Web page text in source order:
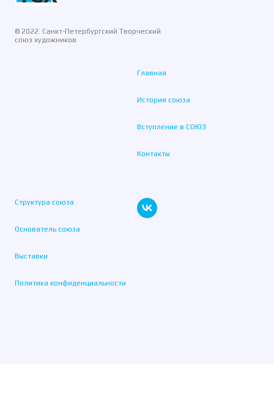
© 2022. Санкт-Петербургский Творческий
союз художников
Главная
История союза
Вступление в СОЮЗ
Контакты
Структура союза
Основатель союза
Выставки
Политика конфиденциальности